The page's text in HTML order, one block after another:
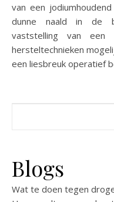
van een
dunne naald in de
vaststelling van een
hersteltechnieken
een liesbreuk operatief
Blogs
Wat te doen tegen